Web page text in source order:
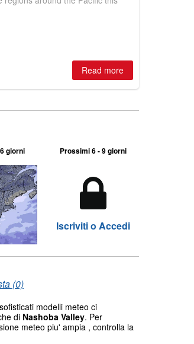
Read more
giorni Prossimi 6 - 9 giorni
Iscriviti o Accedi
(0)
modelli meteo ci
di Nashoba Valley. Per
meteo piu' ampia , controlla la